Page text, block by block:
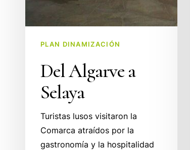
PLAN DINAMIZACIÓN
Del Algarve a
Selaya
Turistas lusos visitaron la
Comarca atraídos por la
gastronomía y la hospitalidad